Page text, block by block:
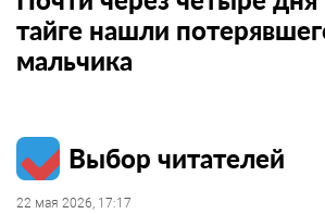
тайге нашли
мальчика
Выбор читателей
22 мая 2026, 17:17